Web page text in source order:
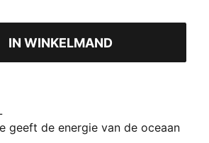
favorieten
IN WINKELMAND
geeft de energie van de oceaan